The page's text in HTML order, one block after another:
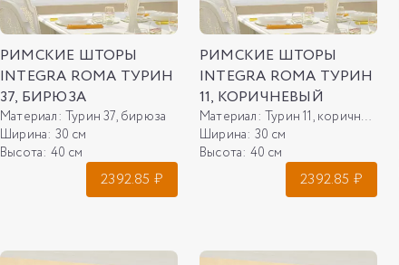
РИМСКИЕ ШТОРЫ
INTEGRA ROMA ТУРИН
37, БИРЮЗА
Материал: Турин 37, бирюза
Ширина: 30 см
Высота: 40 см
2392.85 ₽
РИМСКИЕ ШТОРЫ
INTEGRA ROMA ТУРИН
11, КОРИЧНЕВЫЙ
Материал: Турин 11, коричневый
Ширина: 30 см
Высота: 40 см
2392.85 ₽